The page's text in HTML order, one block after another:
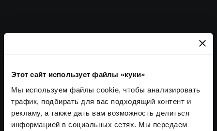
Этот сайт использует файлы «куки»
Мы используем файлы cookie, чтобы анализировать
трафик, подбирать для вас подходящий контент и
рекламу, а также дать вам возможность делиться
информацией в социальных сетях. Мы передаем